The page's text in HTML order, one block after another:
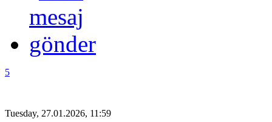
5
Tuesday, 27.01.2026, 11:59